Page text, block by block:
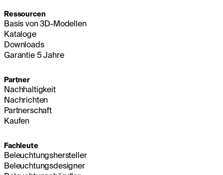
Ressourcen
Basis von 3D-Modellen
Kataloge
Downloads
Garantie 5 Jahre
Partner
Nachhaltigkeit
Nachrichten
Partnerschaft
Kaufen
Fachleute
Beleuchtungshersteller
Beleuchtungsdesigner